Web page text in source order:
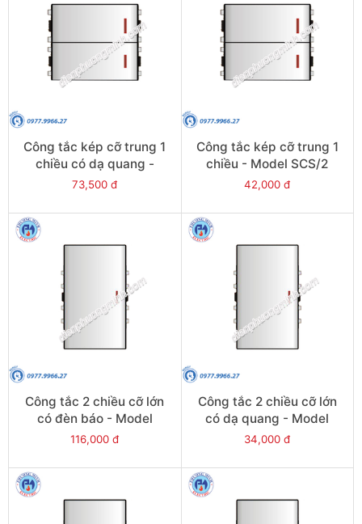
Công tắc kép cỡ trung 1
chiều có dạ quang -
Model SCS/2/F
73,500 đ
Công tắc kép cỡ trung 1
chiều - Model SCS/2
42,000 đ
Công tắc 2 chiều cỡ lớn
có đèn báo - Model
SCM/NL
116,000 đ
Công tắc 2 chiều cỡ lớn
có dạ quang - Model
SCM/FL
34,000 đ